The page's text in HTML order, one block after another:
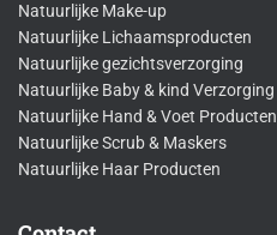
Natuurlijke Make-up
Natuurlijke Lichaamsproducten
Natuurlijke gezichtsverzorging
Natuurlijke Baby & kind Verzorging
Natuurlijke Hand & Voet Producten
Natuurlijke Scrub & Maskers
Natuurlijke Haar Producten